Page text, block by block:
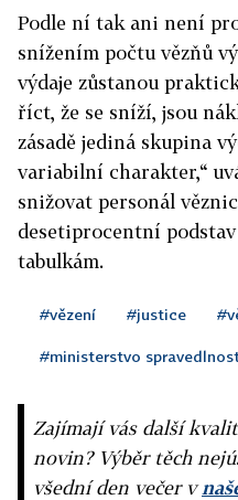
Podle ní tak ani není
snížením počtu vězňů
výdaje zůstanou
říct, že se sníží, jsou
zásadě jediná skupina
variabilní charakter,“
snižovat personál
desetiprocentní
tabulkám.
#vězení #justice
#ministerstvo
Zajímají vás další
novin? Výběr těch
všední den večer v